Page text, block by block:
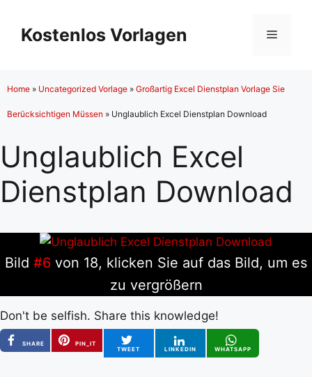
Inhalt
springen
Kostenlos Vorlagen Menü
Home » Uncategorized Vorlage » Großartig Excel Dienstplan Vorlage Sie
Berücksichtigen Müssen » Unglaublich Excel Dienstplan Download
Unglaublich Excel
Dienstplan Download
Bild #6 von 18, klicken Sie auf das Bild, um es
zu vergrößern
Don't be selfish. Share this knowledge!
SHARE
PIN_IT
TWEET
LINKEDIN WHATSAPP